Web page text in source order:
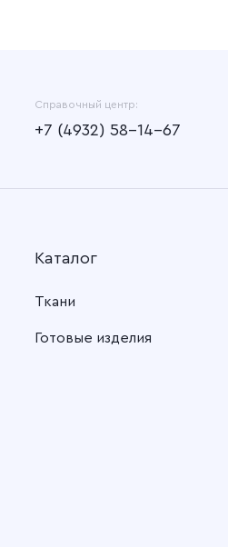
Справочный центр:
+7 (4932) 58-14-67
Каталог
Ткани
Готовые изделия